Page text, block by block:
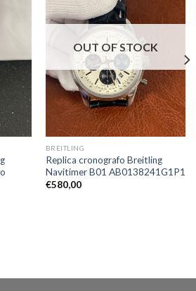
OUT OF STOCK
BREITLING
Replica cronografo Breitling
Navitimer B01 AB0138241G1P1
€580,00